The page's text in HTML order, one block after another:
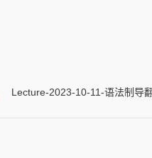
Lecture-2023-10-11-语法制导